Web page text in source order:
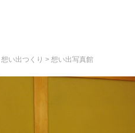
想い出つくり > 想い出写真館